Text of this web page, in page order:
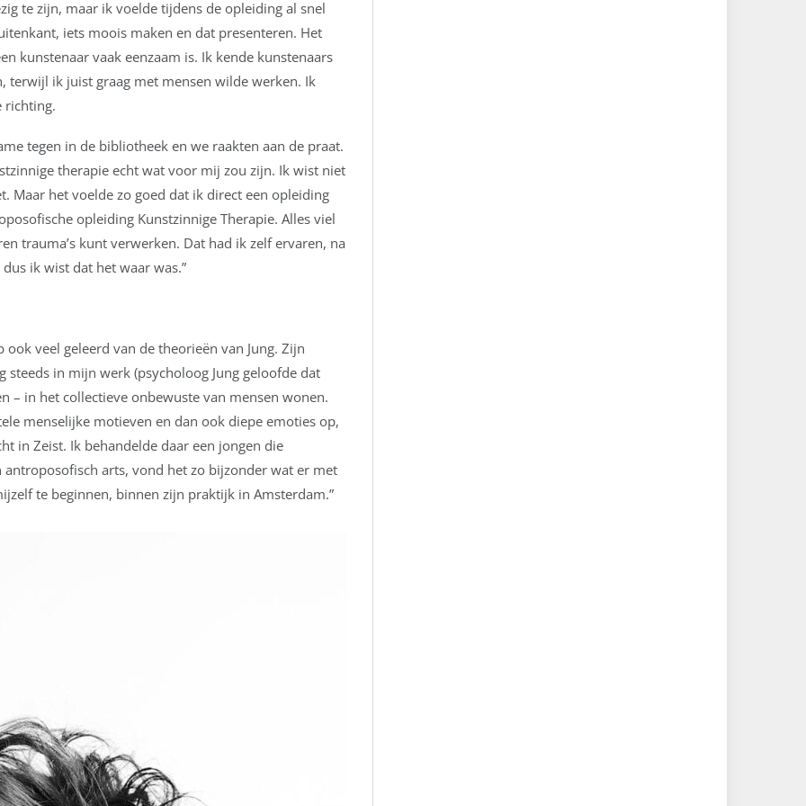
te zijn, maar ik voelde tijdens de opleiding al snel
iets moois maken en dat presenteren. Het
kunstenaar vaak eenzaam is. Ik kende kunstenaars
terwijl ik juist graag met mensen wilde werken. Ik
richting.
tegen in de bibliotheek en we raakten aan de praat.
therapie echt wat voor mij zou zijn. Ik wist niet
Maar het voelde zo goed dat ik direct een opleiding
opleiding Kunstzinnige Therapie. Alles viel
trauma’s kunt verwerken. Dat had ik zelf ervaren, na
ik wist dat het waar was.”
veel geleerd van de theorieën van Jung. Zijn
in mijn werk (psycholoog Jung geloofde dat
– in het collectieve onbewuste van mensen wonen.
menselijke motieven en dan ook diepe emoties op,
in Zeist. Ik behandelde daar een jongen die
arts, vond het zo bijzonder wat er met
te beginnen, binnen zijn praktijk in Amsterdam.”